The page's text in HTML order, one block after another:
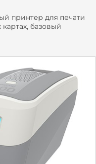
принтер для печати
базовый